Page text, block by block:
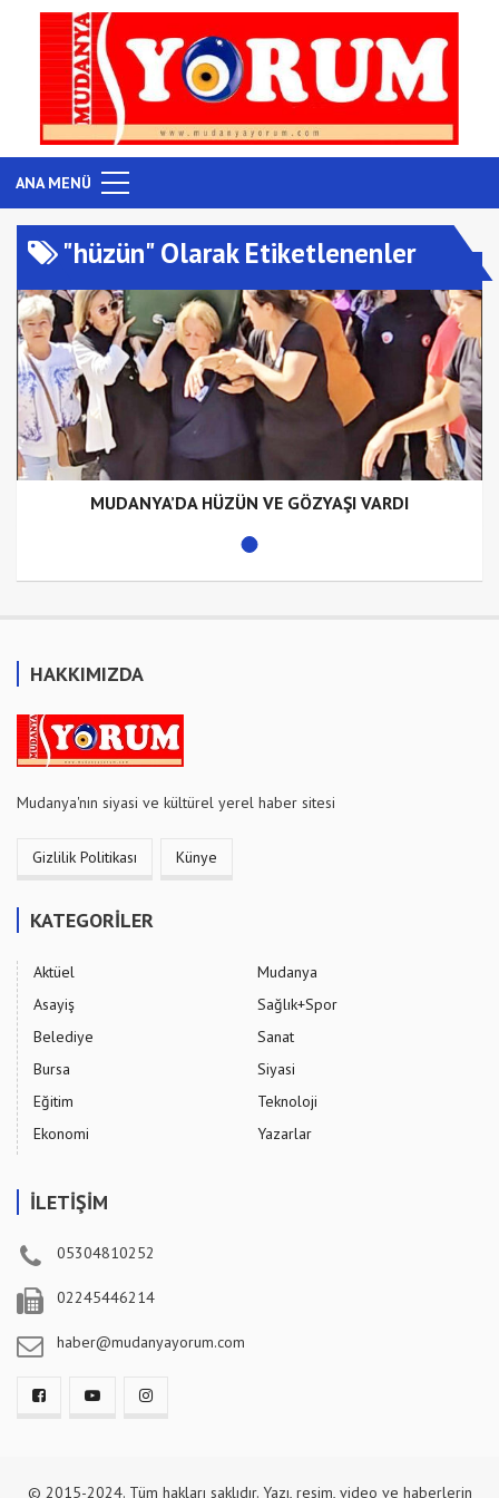
ANA MENÜ
"hüzün" Olarak Etiketlenenler
MUDANYA’DA HÜZÜN VE GÖZYAŞI VARDI
HAKKIMIZDA
Mudanya'nın siyasi ve kültürel yerel haber sitesi
Gizlilik Politikası Künye
KATEGORİLER
Aktüel
Asayiş
Belediye
Bursa
Eğitim
Ekonomi
Mudanya
Sağlık+Spor
Sanat
Siyasi
Teknoloji
Yazarlar
İLETİŞİM
05304810252
02245446214
haber@mudanyayorum.com
© 2015-2024. Tüm hakları saklıdır. Yazı, resim, video ve haberlerin